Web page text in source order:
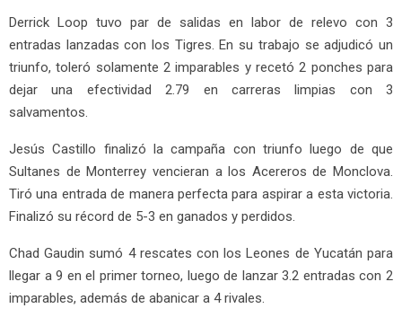
Derrick Loop tuvo par de salidas en labor de relevo con 3
entradas lanzadas con los Tigres. En su trabajo se adjudicó un
triunfo, toleró solamente 2 imparables y recetó 2 ponches para
dejar una efectividad 2.79 en carreras limpias con 3
salvamentos.
Jesús Castillo finalizó la campaña con triunfo luego de que
Sultanes de Monterrey vencieran a los Acereros de Monclova.
Tiró una entrada de manera perfecta para aspirar a esta victoria.
Finalizó su récord de 5-3 en ganados y perdidos.
Chad Gaudin sumó 4 rescates con los Leones de Yucatán para
llegar a 9 en el primer torneo, luego de lanzar 3.2 entradas con 2
imparables, además de abanicar a 4 rivales.